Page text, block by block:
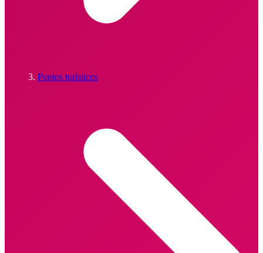
Pontos turísticos